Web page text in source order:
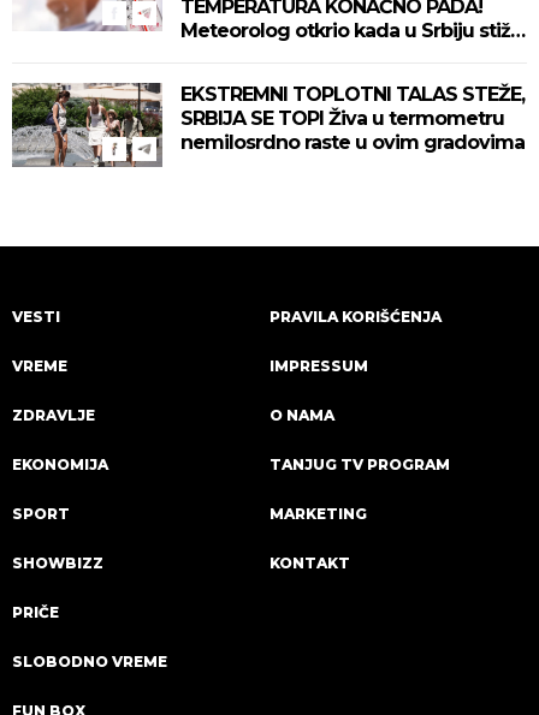
TEMPERATURA KONAČNO PADA!
Meteorolog otkrio kada u Srbiju stiže
EKSTREMNI TOPLOTNI TALAS STEŽE,
SRBIJA SE TOPI Živa u termometru
nemilosrdno raste u ovim gradovima
VESTI
VREME
ZDRAVLJE
EKONOMIJA
SPORT
SHOWBIZZ
PRIČE
SLOBODNO VREME
FUN BOX
PRAVILA KORIŠĆENJA
IMPRESSUM
O NAMA
TANJUG TV PROGRAM
MARKETING
KONTAKT